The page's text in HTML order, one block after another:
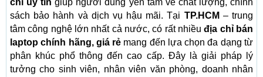
chỉ uy tín giúp người dùng yên tâm về chất lượng, chính
sách bảo hành và dịch vụ hậu mãi. Tại TP.HCM – trung
tâm công nghệ lớn nhất cả nước, có rất nhiềuđịa chỉ bán
laptop chính hãng, giá rẻ mang đến lựa chọn đa dạng từ
phân khúc phổ thông đến cao cấp. Đây là giải pháp lý
tưởng cho sinh viên, nhân viên văn phòng, doanh nhân